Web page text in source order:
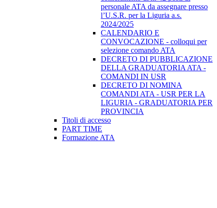
personale ATA da assegnare presso
l’U.S.R. per la Liguria a.s.
2024/2025
CALENDARIO E
CONVOCAZIONE - colloqui per
selezione comando ATA
DECRETO DI PUBBLICAZIONE
DELLA GRADUATORIA ATA -
COMANDI IN USR
DECRETO DI NOMINA
COMANDI ATA - USR PER LA
LIGURIA - GRADUATORIA PER
PROVINCIA
Titoli di accesso
PART TIME
Formazione ATA